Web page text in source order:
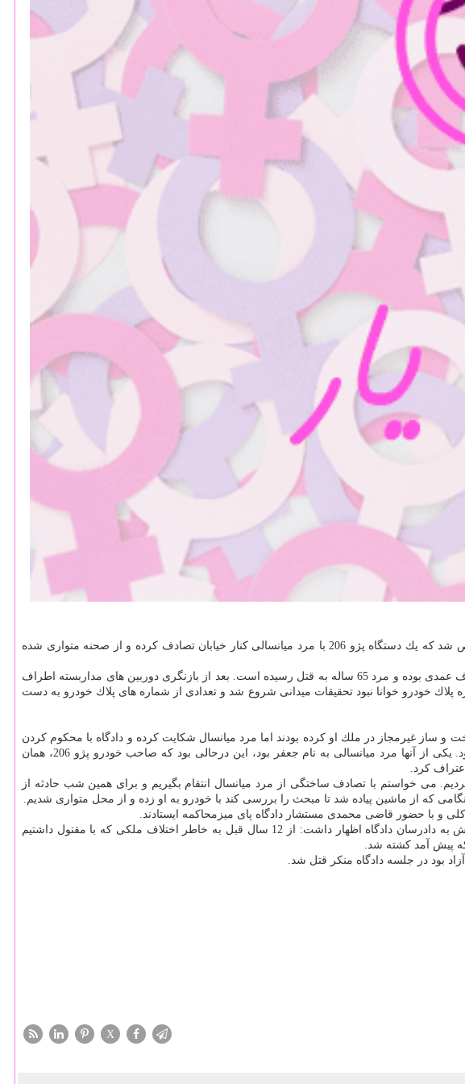
رسیدگی به این پرونده از۲۹ تیر سال گذشته در دستور كار مأموران كلانتری 169 مشیریه قرار گرفت. درنخستین تحقیقات مشخص شد كه یك دستگاه پژو 206 با مرد میانسالی كنار خیابان تصادف كرده و از صحنه متواری شده
گرچه در نگاه اول به نظر می رسید كه مبحث تصادف غیرعمد باشد اما مداركی در صحنه به دست آمد كه نشان می داد این تصادف عمدی بوده و مرد 65 ساله به قتل رسیده است. بعد از بازنگری دوربین های مداربسته اطراف
آنجائیكه شماره پلاك خودرو خوانا نبود تحقیقات میدانی شروع شد و تعدادی از شماره های پلاك خودرو به دست
سند سازی مبادرت به ساخت و ساز غیرمجاز در ملك او كرده بودند اما مرد میانسال شكایت كرده و دادگاه با محكوم كردن
متهمان آنها را مجبور به پرداخت جریمه چند میلیاردی و بازپس دادن ملك كرده بود. همین مسأله هم سبب كینه و اختلاف شده بود. یكی از آنها مرد میانسالی به نام جعفر بود، این درحالی بود كه صاحب خودرو پژو 206، همان
كرد.
می خواستم با تصادف ساختگی از مرد میانسال انتقام بگیریم و برای همین شب حادثه از
و با حضور قاضی محمدی مستشار دادگاه پای میزمحاكمه ایستادند.
درآغاز جلسه اولیای دم خواهان قصاص متهم شدند سپس متهمان به ترتیب پای میز محاكمه ایستادند، متهم ردیف اول در اظهاراتش به دادرسان دادگاه اظهار داشت: از 12 سال قبل به خاطر اختلاف ملكی كه با مقتول داشتیم
پیش آمد كشته شد.
بود در جلسه دادگاه منكر قتل شد.
X